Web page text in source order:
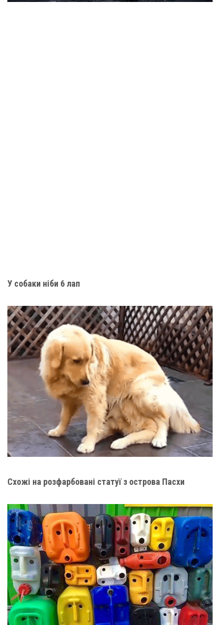
У собаки ніби 6 лап
Схожі на розфарбовані статуї з острова Пасхи